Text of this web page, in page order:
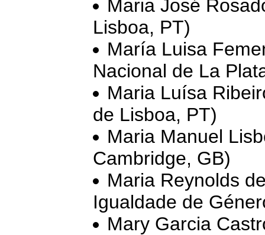
Maria José
Lisboa, PT)
María Luisa
Nacional de La
Maria Luísa
de Lisboa, PT)
Maria Manuel
Cambridge, GB)
Maria Reynolds
Igualdade de
Mary Garcia